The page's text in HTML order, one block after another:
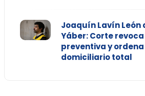
Joaquín Lavín León
Yáber: Corte
preventiva y
domiciliario total